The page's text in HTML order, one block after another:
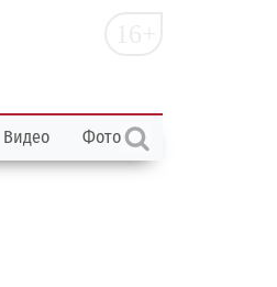
Видео Фото